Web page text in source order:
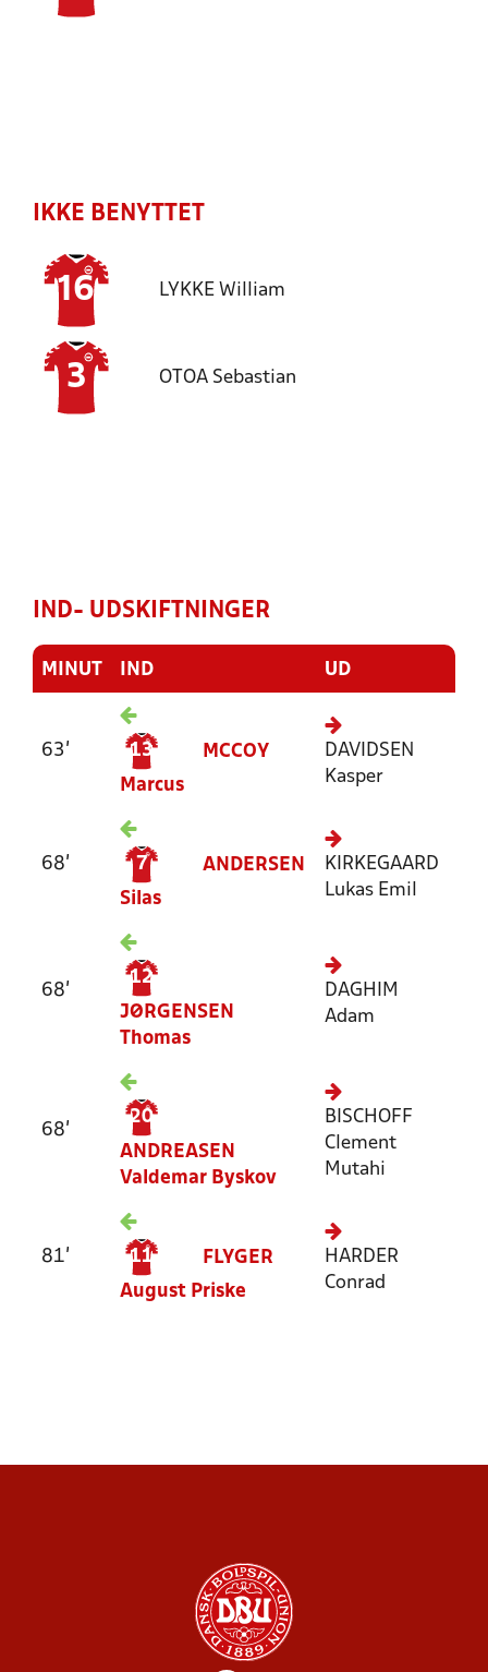
IKKE BENYTTET
16 LYKKE William
3 OTOA Sebastian
IND- UDSKIFTNINGER
MINUT IND UD
63' 13
MCCOY
Marcus
DAVIDSEN
Kasper
68' 7
ANDERSEN
Silas
KIRKEGAARD
Lukas Emil
68'
12
JØRGENSEN
Thomas
DAGHIM
Adam
68'
20
ANDREASEN
Valdemar Byskov
BISCHOFF
Clement
Mutahi
81' 11
FLYGER
August Priske
HARDER
Conrad